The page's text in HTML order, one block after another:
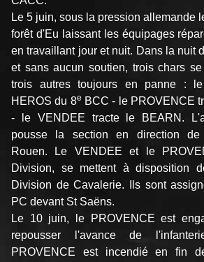
Le 5 juin, sous la pression allemande
forêt d'Eu laissant les équipages
en travaillant jour et nuit. Dans la nuit
et sans aucun soutien, trois chars
trois autres toujours en panne :
HEROS du 8e BCC - le PROVENCE
- le VENDEE tracte le BEARN.
pousse la section en direction de
Rouen. Le VENDEE et le
Division, se mettent à disposition
Division de Cavalerie. Ils sont
PC devant St Saëns.
Le 10 juin, le PROVENCE est
repousser l'avance de
PROVENCE est incendié en fin